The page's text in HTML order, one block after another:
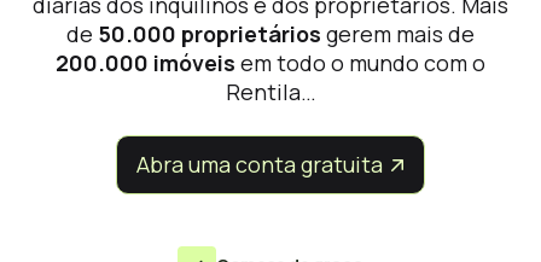
de 50.000 proprietários gerem mais de
200.000 imóveis em todo o mundo com o
Rentila…
Abra uma conta gratuita 